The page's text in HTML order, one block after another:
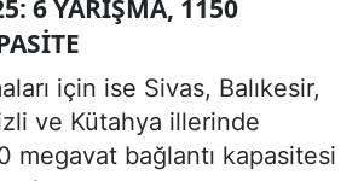
6 YARIŞMA, 1150
için ise Sivas, Balıkesir,
ve Kütahya illerinde
megavat bağlantı kapasitesi